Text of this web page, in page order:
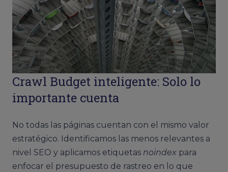
Crawl Budget inteligente: Solo lo
importante cuenta
No todas las páginas cuentan con el mismo valor
estratégico. Identificamos las menos relevantes a
nivel SEO y aplicamos etiquetas noindex para
enfocar el presupuesto de rastreo en lo que